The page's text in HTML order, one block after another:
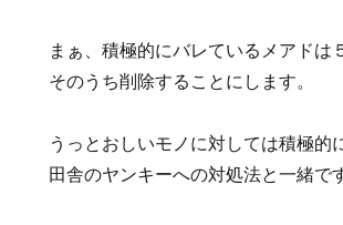
まぁ、積極的にバレているメアドは
そのうち削除することにします。
うっとおしいモノに対しては積極的
田舎のヤンキーへの対処法と一緒で